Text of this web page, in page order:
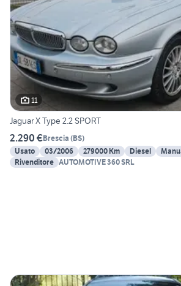
11
Jaguar X Type 2.2 SPORT
2.290 €Brescia (BS)
Usato
03/2006 279000 Km Diesel
Rivenditore AUTOMOTIVE 360 SRL